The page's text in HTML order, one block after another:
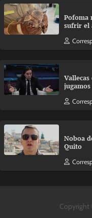
Pofoma
sufrir el
Noboa
Quito
Copyright